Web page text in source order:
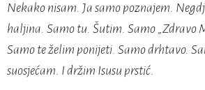
Nekako nisam. Ja samo poznajem.
haljina. Samo tu. Šutim. Samo „Zdravo
Samo te želim ponijeti. Samo drhtavo.
suosjećam. I držim Isusu prstić.